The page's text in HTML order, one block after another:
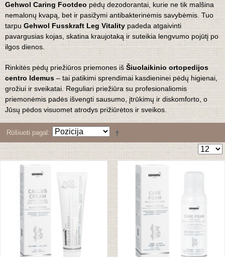
Gehwol Caring Footdeopėdų dezodorantai, kurie ne tik malšina
nemalonų kvapą, bet ir pasižymi antibakterinėmis savybėmis. Tuo
tarpuGehwol Fusskraft Leg Vitalitypadeda atgaivinti
pavargusias kojas, skatina kraujotaką ir suteikia lengvumo pojūtį po
ilgos dienos.
Rinkitės pėdų priežiūros priemones išŠiuolaikinio ortopedijos
centro Idemus– tai patikimi sprendimai kasdieninei pėdų higienai,
grožiui ir sveikatai. Reguliari priežiūra su profesionaliomis
priemonėmis padės išvengti sausumo, įtrūkimų ir diskomforto, o
Jūsų pėdos visuomet atrodys prižiūrėtos ir sveikos.
Rūšiuoti pagal